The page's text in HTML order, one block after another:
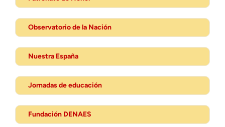
Observatorio de la Nación
Nuestra España
Jornadas de educación
Fundación DENAES